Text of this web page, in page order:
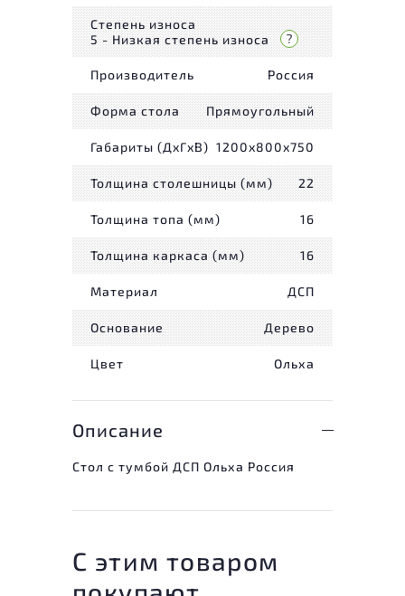
Степень износа
5 - Низкая степень износа
Производитель Россия
Форма стола Прямоугольный
Габариты (ДxГxВ) 1200x800x750
Толщина столешницы (мм) 22
Толщина топа (мм) 16
Толщина каркаса (мм) 16
Материал ДСП
Основание Дерево
Цвет Ольха
Описание
Стол с тумбой ДСП Ольха Россия
С этим товаром